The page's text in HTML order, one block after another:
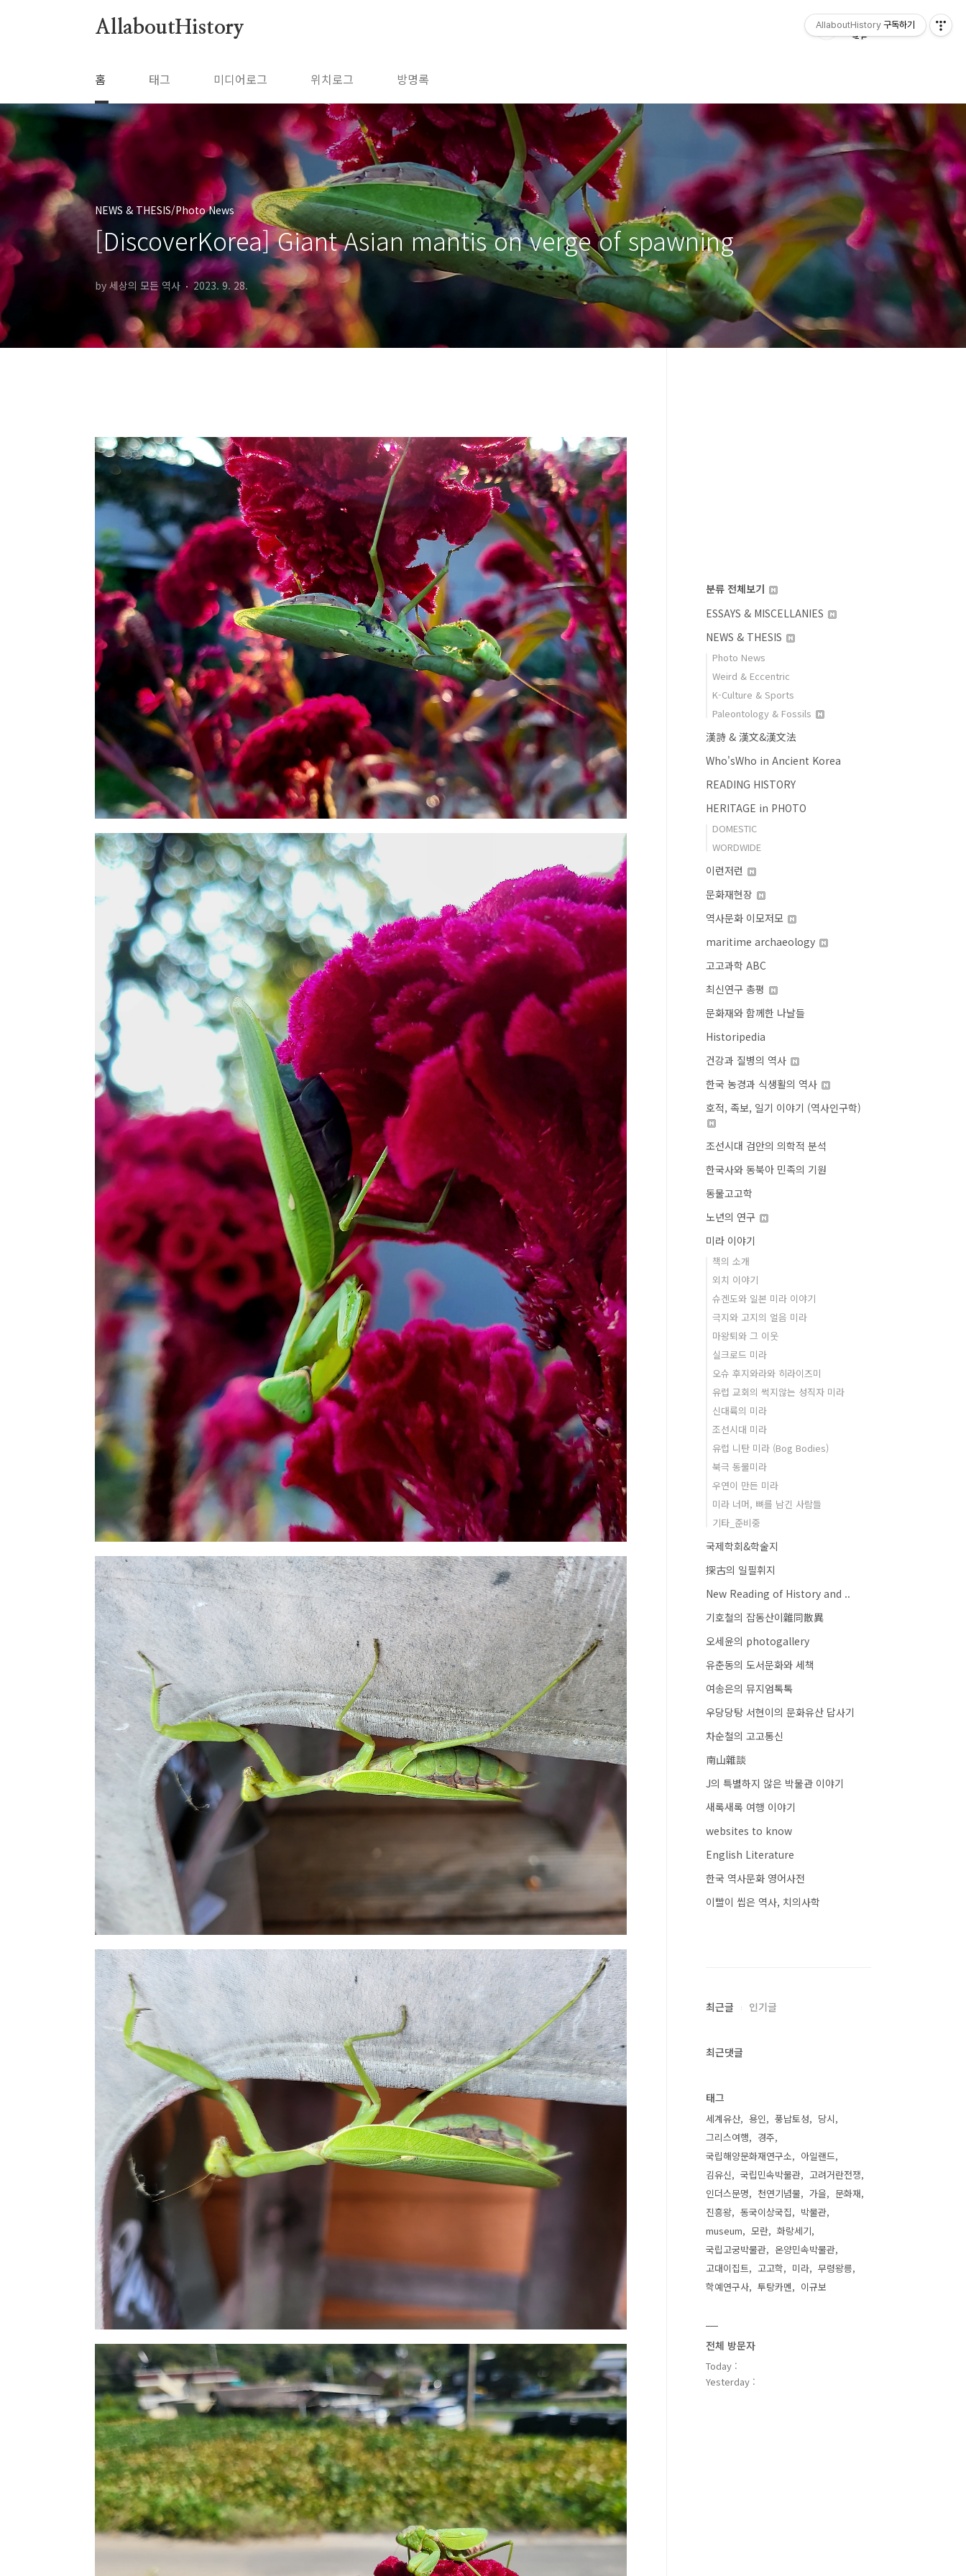
AllaboutHistory
홈 태그 미디어로그 위치로그 방명록
NEWS & THESIS/Photo News
[DiscoverKorea] Giant Asian mantis on verge of spawning
by 세상의 모든 역사 2023. 9. 28.
분류 전체보기
ESSAYS & MISCELLANIES
NEWS & THESIS
Photo News
Weird & Eccentric
K-Culture & Sports
Paleontology & Fossils
漢詩 & 漢文&漢文法
Who'sWho in Ancient Korea
READING HISTORY
HERITAGE in PHOTO
DOMESTIC
WORDWIDE
이런저런
문화재현장
역사문화 이모저모
maritime archaeology
고고과학 ABC
최신연구 총평
문화재와 함께한 나날들
Historipedia
건강과 질병의 역사
한국 농경과 식생활의 역사
호적, 족보, 일기 이야기 (역사인구학)
조선시대 검안의 의학적 분석
한국사와 동북아 민족의 기원
동물고고학
노년의 연구
미라 이야기
책의 소개
외치 이야기
슈겐도와 일본 미라 이야기
극지와 고지의 얼음 미라
마왕퇴와 그 이웃
실크로드 미라
오슈 후지와라와 히라이즈미
유럽 교회의 썩지않는 성직자 미라
신대륙의 미라
조선시대 미라
유럽 니탄 미라 (Bog Bodies)
북극 동물미라
우연이 만든 미라
미라 너머, 뼈를 남긴 사람들
기타_준비중
국제학회&학술지
探古의 일필휘지
New Reading of History and ..
기호철의 잡동산이雜同散異
오세윤의 photogallery
유춘동의 도서문화와 세책
여송은의 뮤지엄톡톡
우당당탕 서현이의 문화유산 답사기
차순철의 고고통신
南山雜談
J의 특별하지 않은 박물관 이야기
새록새록 여행 이야기
websites to know
English Literature
한국 역사문화 영어사전
이빨이 씹은 역사, 치의사학
최근글 인기글
최근댓글
태그
세계유산 용인 풍납토성
당시
그리스여행
경주
국립해양문화재연구소
아일랜드
김유신
국립민속박물관
고려거란전쟁
인더스문명
천연기념물 가을
문화재
진흥왕
동국이상국집
박물관
museum
모란
화랑세기
국립고궁박물관
온양민속박물관
고대이집트
고고학 미라
무령왕릉
학예연구사
투탕카멘 이규보
전체 방문자
Today :
Yesterday :
AllaboutHistory 구독하기